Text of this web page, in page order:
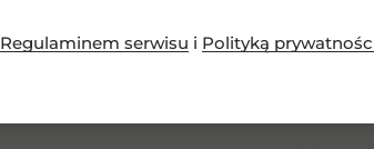
Regulaminem serwisu i Polityką